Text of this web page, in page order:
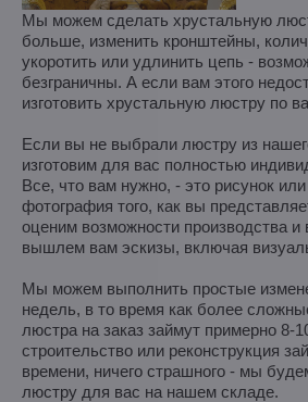
Мы можем сделать хрустальную
больше, изменить кронштейны,
укоротить или удлинить цепь -
безграничны. А если вам этого
изготовить хрустальную люстру по
Если вы не выбрали люстру из
изготовим для вас полностью
Все, что вам нужно, - это рисунок
фотография того, как вы
оценим возможности производства и
вышлем вам эскизы, включая
Мы можем выполнить простые
недель, в то время как более
люстра на заказ займут примерно 8-
строительство или реконструкция
времени, ничего страшного - мы
люстру для вас на нашем складе.